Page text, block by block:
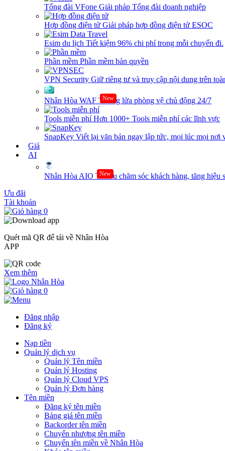
Tổng đài VFone Giải pháp Tổng đài doanh nghiệp
Hợp đồng điện tử Giải pháp hợp đồng điện tử ESOC
Esim du lịch Tiết kiệm 96% chi phí trong mỗi chuyến đi.
Phần mềm Phần mềm bản quyền
VPN Security Giữ riêng tư và truy cập nội dung trên
Nhân Hòa WAF New
Tường lửa phòng vệ chủ động 24/7
Tools miễn phíHơn 1000+ Tools miễn phí các lĩnh vực
SnapKey Viết lại văn bản ngay lập tức, mọi lúc mọi nơi
Giá
AI
Nhân Hòa AIO New
Tối ưu chăm sóc khách hàng, tăng hiệu
Ưu đãi
Tài khoản
0
Quét mã QR để tải về Nhân Hòa
APP
Xem thêm
0
Đăng nhập
Đăng ký
Nạp tiền
Quản lý dịch vụ
Quản lý Tên miền
Quản lý Hosting
Quản lý Cloud VPS
Quản lý Đơn hàng
Tên miền
Đăng ký tên miền
Bảng giá tên miền
Backorder tên miền
Chuyển nhượng tên miền
Chuyển tên miền về Nhân Hòa